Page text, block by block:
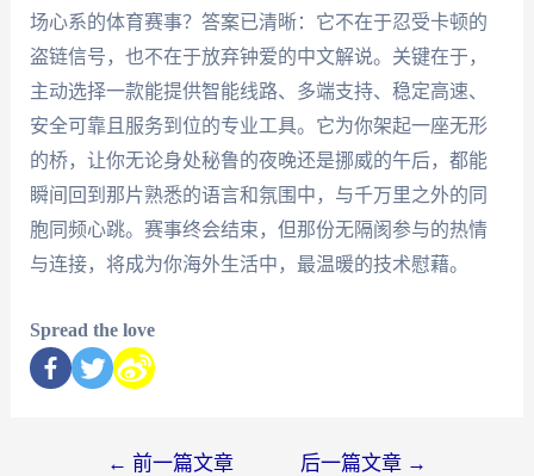
场心系的体育赛事？答案已清晰：它不在于忍受卡顿的
盗链信号，也不在于放弃钟爱的中文解说。关键在于，
主动选择一款能提供智能线路、多端支持、稳定高速、
安全可靠且服务到位的专业工具。它为你架起一座无形
的桥，让你无论身处秘鲁的夜晚还是挪威的午后，都能
瞬间回到那片熟悉的语言和氛围中，与千万里之外的同
胞同频心跳。赛事终会结束，但那份无隔阂参与的热情
与连接，将成为你海外生活中，最温暖的技术慰藉。
Spread the love
← 前一篇文章 后一篇文章 →